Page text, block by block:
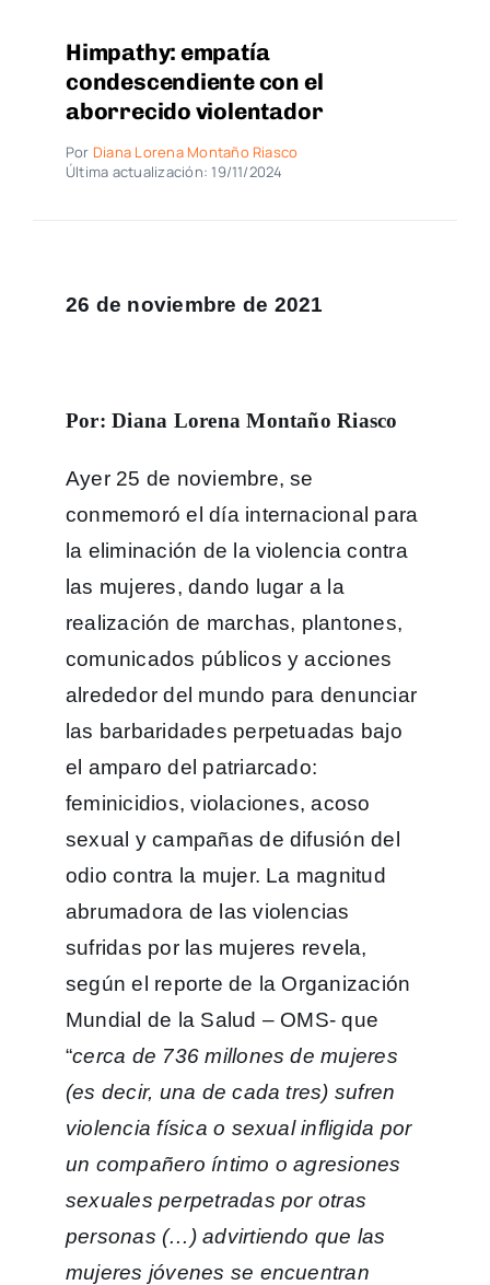
Himpathy: empatía
condescendiente con el
aborrecido violentador
Por Diana Lorena Montaño Riasco
Última actualización: 19/11/2024
26 de noviembre de 2021
Por: Diana Lorena Montaño Riasco
Ayer 25 de noviembre, se
conmemoró el día internacional para
la eliminación de la violencia contra
las mujeres, dando lugar a la
realización de marchas, plantones,
comunicados públicos y acciones
alrededor del mundo para denunciar
las barbaridades perpetuadas bajo
el amparo del patriarcado:
feminicidios, violaciones, acoso
sexual y campañas de difusión del
odio contra la mujer. La magnitud
abrumadora de las violencias
sufridas por las mujeres revela,
según el reporte de la Organización
Mundial de la Salud – OMS- que
“cerca de 736 millones de mujeres
(es decir, una de cada tres) sufren
violencia física o sexual infligida por
un compañero íntimo o agresiones
sexuales perpetradas por otras
personas (…) advirtiendo que las
mujeres jóvenes se encuentran